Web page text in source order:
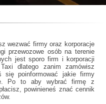
wezwać firmy oraz korporacje
przewozowe osób na terenie
jest sporo firm i korporacji
dlatego zanim zamówisz
się poinformować jakie firmy
Po to aby wybrać firmę z
powinieneś znać cennik